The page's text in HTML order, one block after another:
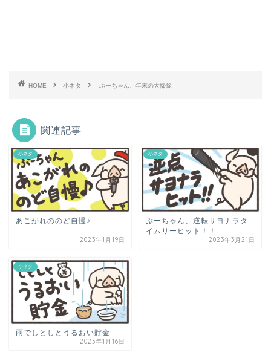
HOME 小ネタ ぷーちゃん、年末の大掃除
関連記事
小ネタ
あこがれののど自慢♪
2023年1月19日
小ネタ
ぷーちゃん、逆転サヨナラタ
イムリーヒット！！
2023年3月21日
小ネタ
雨でしとしとうるおい貯金
2023年1月16日